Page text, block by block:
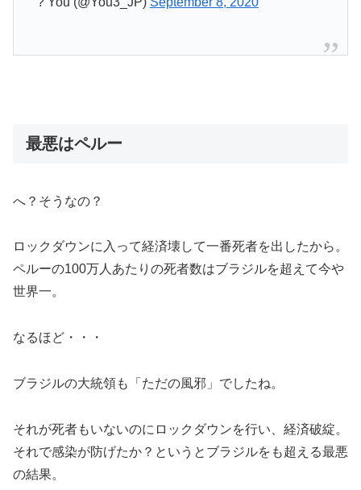
最悪はペルー
へ？そうなの？
ロックダウンに入って経済壊して一番死者を出したから。
ペルーの100万人あたりの死者数はブラジルを超えて今や
世界一。
なるほど・・・
ブラジルの大統領も「ただの風邪」でしたね。
それが死者もいないのにロックダウンを行い、経済破綻。
それで感染が防げたか？というとブラジルをも超える最悪
の結果。